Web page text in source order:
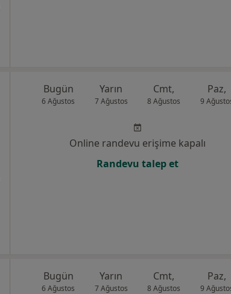
Bugün
6 Ağustos
Yarın
7 Ağustos
Cmt,
8 Ağustos
Paz,
9
Online randevu erişime kapalı
Randevu talep et
Bugün
6 Ağustos
Yarın
7 Ağustos
Cmt,
8 Ağustos
Paz,
9